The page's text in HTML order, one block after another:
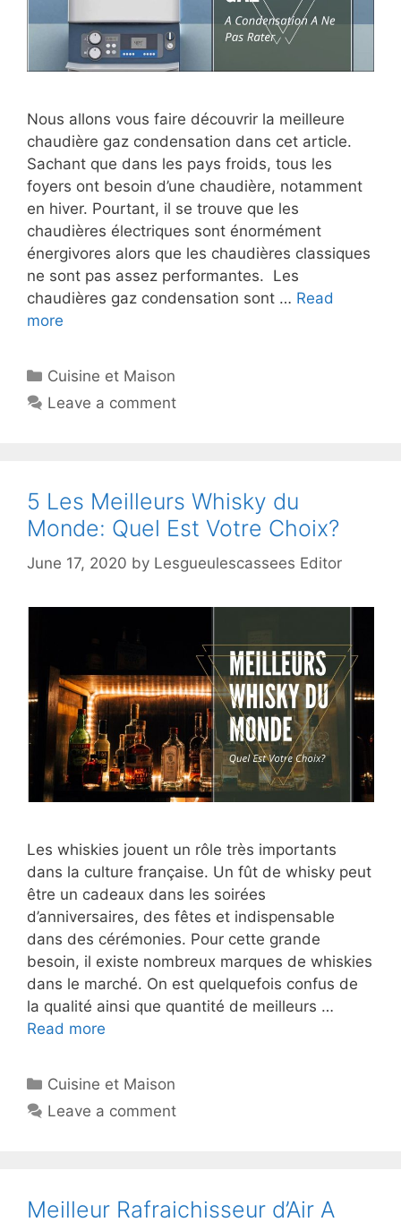
Nous allons vous faire découvrir la meilleure
chaudière gaz condensation dans cet article.
Sachant que dans les pays froids, tous les
foyers ont besoin d’une chaudière, notamment
en hiver. Pourtant, il se trouve que les
chaudières électriques sont énormément
énergivores alors que les chaudières classiques
ne sont pas assez performantes. Les
chaudières gaz condensation sont … Read
more
Cuisine et Maison
Leave a comment
5 Les Meilleurs Whisky du
Monde: Quel Est Votre Choix?
June 17, 2020 by Lesgueulescassees Editor
Les whiskies jouent un rôle très importants
dans la culture française. Un fût de whisky peut
être un cadeaux dans les soirées
d’anniversaires, des fêtes et indispensable
dans des cérémonies. Pour cette grande
besoin, il existe nombreux marques de whiskies
dans le marché. On est quelquefois confus de
la qualité ainsi que quantité de meilleurs …
Read more
Cuisine et Maison
Leave a comment
Meilleur Rafraichisseur d’Air A